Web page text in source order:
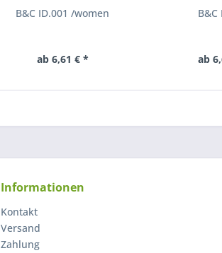
B&C ID.001 /women
ab 6,61 € *
B&C
ab
Informationen
Kontakt
Versand
Zahlung